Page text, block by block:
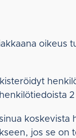
jos se on